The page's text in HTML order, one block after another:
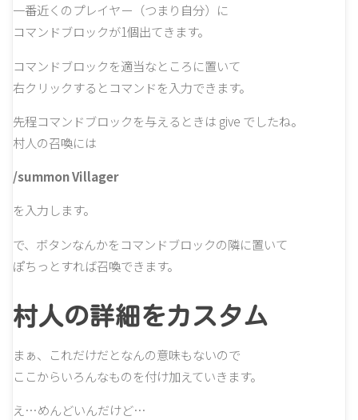
一番近くのプレイヤー（つまり自分）に
コマンドブロックが1個出てきます。
コマンドブロックを適当なところに置いて
右クリックするとコマンドを入力できます。
先程コマンドブロックを与えるときは give でしたね。
村人の召喚には
/summon Villager
を入力します。
で、ボタンなんかをコマンドブロックの隣に置いて
ぽちっとすれば召喚できます。
村人の詳細をカスタム
まぁ、これだけだとなんの意味もないので
ここからいろんなものを付け加えていきます。
え…めんどいんだけど…